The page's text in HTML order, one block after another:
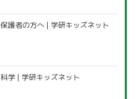
保護者の方へ | 学研キッズネット
科学 | 学研キッズネット